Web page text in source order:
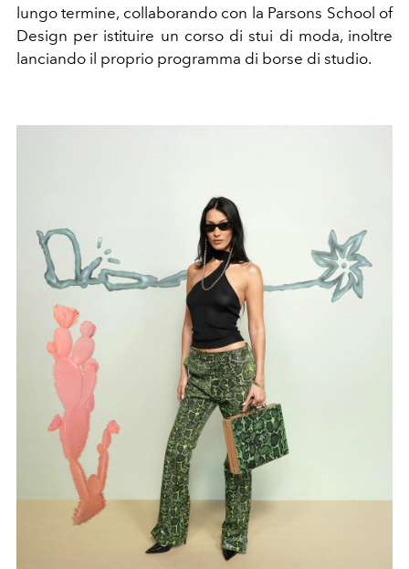
lungo termine, collaborando con la Parsons School of
Design per istituire un corso di stui di moda, inoltre
lanciando il proprio programma di borse di studio.